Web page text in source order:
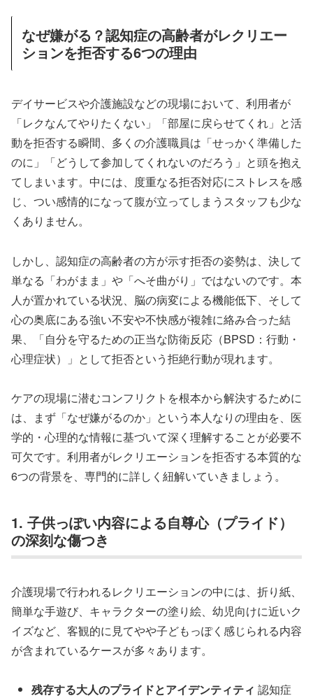
なぜ嫌がる？認知症の高齢者がレクリエー
ションを拒否する6つの理由
デイサービスや介護施設などの現場において、利用者が
「レクなんてやりたくない」「部屋に戻らせてくれ」と活
動を拒否する瞬間、多くの介護職員は「せっかく準備した
のに」「どうして参加してくれないのだろう」と頭を抱え
てしまいます。中には、度重なる拒否対応にストレスを感
じ、つい感情的になって腹が立ってしまうスタッフも少な
くありません。
しかし、認知症の高齢者の方が示す拒否の姿勢は、決して
単なる「わがまま」や「へそ曲がり」ではないのです。本
人が置かれている状況、脳の病変による機能低下、そして
心の奥底にある強い不安や不快感が複雑に絡み合った結
果、「自分を守るための正当な防衛反応（BPSD：行動・
心理症状）」として拒否という拒絶行動が現れます。
ケアの現場に潜むコンフリクトを根本から解決するために
は、まず「なぜ嫌がるのか」という本人なりの理由を、医
学的・心理的な情報に基づいて深く理解することが必要不
可欠です。利用者がレクリエーションを拒否する本質的な
6つの背景を、専門的に詳しく紐解いていきましょう。
1. 子供っぽい内容による自尊心（プライド）
の深刻な傷つき
介護現場で行われるレクリエーションの中には、折り紙、
簡単な手遊び、キャラクターの塗り絵、幼児向けに近いク
イズなど、客観的に見てやや子どもっぽく感じられる内容
が含まれているケースが多々あります。
残存する大人のプライドとアイデンティティ 認知症